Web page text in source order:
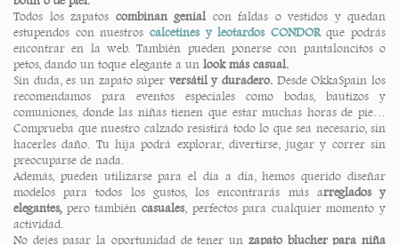
Todos los zapatos combinan genial con faldas o vestidos y quedan
estupendos con nuestros calcetines y leotardos CONDORque podrás
encontrar en la web. También pueden ponerse con pantaloncitos o
petos, dando un toque elegante a un look más casual.
Sin duda, es un zapato súper versátil y duradero. Desde OkkaSpain los
recomendamos para eventos especiales como bodas, bautizos y
comuniones, donde las niñas tienen que estar muchas horas de pie…
Comprueba que nuestro calzado resistirá todo lo que sea necesario, sin
hacerles daño. Tu hija podrá explorar, divertirse, jugar y correr sin
preocuparse de nada.
Además, pueden utilizarse para el día a día, hemos querido diseñar
modelos para todos los gustos, los encontrarás más arreglados y
elegantes, pero también casuales, perfectos para cualquier momento y
actividad.
No dejes pasar la oportunidad de tener un zapato blucher para niña